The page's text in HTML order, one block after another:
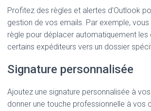
Profitez des règles et alertes d’Outlook
gestion de vos emails. Par exemple,
règle pour déplacer automatiquement les
certains expéditeurs vers un dossier
Signature personnalisée
Ajoutez une signature personnalisée à
donner une touche professionnelle à vos